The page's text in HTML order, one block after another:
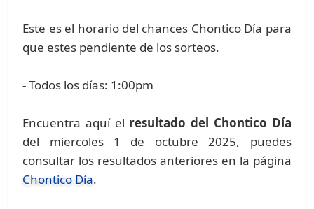
Este es el horario del chances Chontico Día para
que estes pendiente de los sorteos.
- Todos los días: 1:00pm
Encuentra aquí el resultado del Chontico Día
del miercoles 1 de octubre 2025, puedes
consultar los resultados anteriores en la página
Chontico Día.